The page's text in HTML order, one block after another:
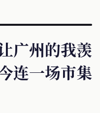
广州的我羡
连一场市集